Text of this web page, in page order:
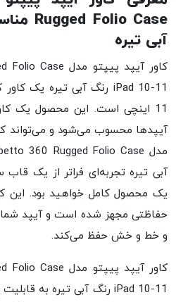
آبی تیره
11 اینچی است. این محصول یک
آیپدها محسوب می‌شود و می‌تواند
آبی تیره تجربه‌ای فراتر از یک
یک محصول کامل خواهید بود. این
حفاظتی مجهز شده است و آیپد شما
و خط و خش حفظ می‌کند.